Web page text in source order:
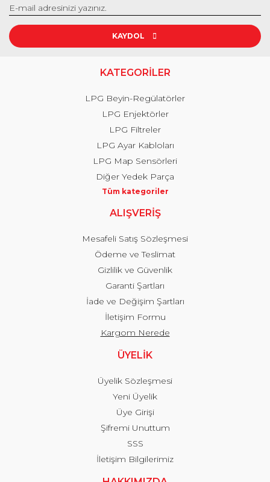
KAYDOL
KATEGORİLER
LPG Beyin-Regülatörler
LPG Enjektörler
LPG Filtreler
LPG Ayar Kabloları
LPG Map Sensörleri
Diğer Yedek Parça
Tüm kategoriler
ALIŞVERİŞ
Mesafeli Satış Sözleşmesi
Ödeme ve Teslimat
Gizlilik ve Güvenlik
Garanti Şartları
İade ve Değişim Şartları
İletişim Formu
Kargom Nerede
ÜYELİK
Üyelik Sözleşmesi
Yeni Üyelik
Üye Girişi
Şifremi Unuttum
SSS
İletişim Bilgilerimiz